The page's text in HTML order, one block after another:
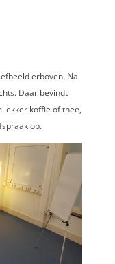
erboven. Na
Daar bevindt
lekker koffie of thee,
op.